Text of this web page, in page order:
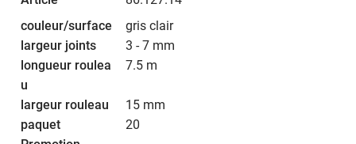
gris clair
3 - 7 mm
7.5 m
15 mm
20